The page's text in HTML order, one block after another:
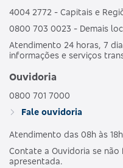
4004 2772 - Capitais e
0800 703 0023 - Demais
Atendimento 24 horas, 7
informações e serviços
Ouvidoria
0800 701 7000
Fale ouvidoria
Atendimento das 08h às
Contate a Ouvidoria se
apresentada.